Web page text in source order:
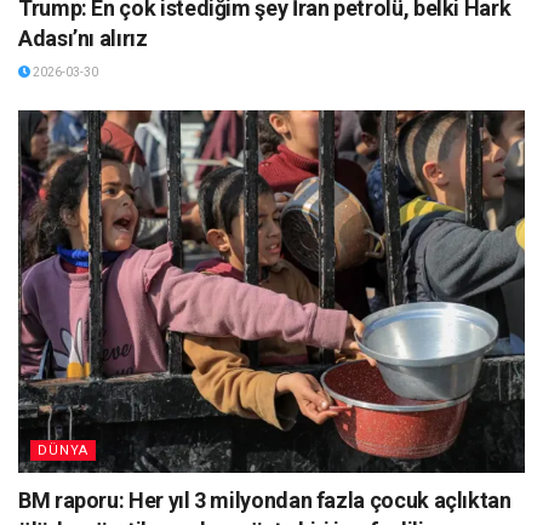
Trump: En çok istediğim şey İran petrolü, belki Hark
Adası’nı alırız
2026-03-30
DÜNYA
BM raporu: Her yıl 3 milyondan fazla çocuk açlıktan